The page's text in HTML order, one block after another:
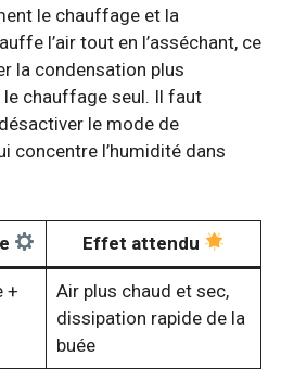
le chauffage et la
l’air tout en l’asséchant, ce
la condensation plus
le chauffage seul. Il faut
le mode de
concentre l’humidité dans
Effet attendu
+
Air plus chaud et sec,
dissipation rapide de la
buée